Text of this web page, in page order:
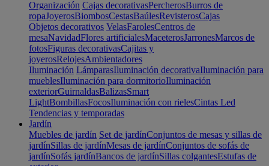
Organización Cajas decorativasPercherosBurros de
ropaJoyerosBiombosCestasBaúlesRevisterosCajas
Objetos decorativos VelasFarolesCentros de
mesaNavidadFlores artificialesMaceterosJarronesMarcos de
fotosFiguras decorativasCajitas y
joyerosRelojesAmbientadores
Iluminación LámparasIluminación decorativaIluminación para
mueblesIluminación para dormitorioIluminación
exteriorGuirnaldasBalizasSmart
LightBombillasFocosIluminación con rielesCintas Led
Tendencias y temporadas
Jardín
Muebles de jardín Set de jardínConjuntos de mesas y sillas de
jardínSillas de jardínMesas de jardínConjuntos de sofás de
jardínSofás jardínBancos de jardínSillas colgantesEstufas de